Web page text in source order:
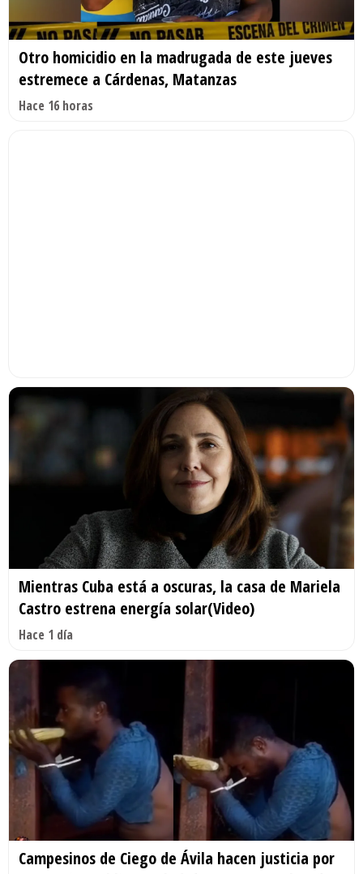
Otro homicidio en la madrugada de este jueves
estremece a Cárdenas, Matanzas
Hace 16 horas
Mientras Cuba está a oscuras, la casa de Mariela
Castro estrena energía solar(Video)
Hace 1 día
Campesinos de Ciego de Ávila hacen justicia por